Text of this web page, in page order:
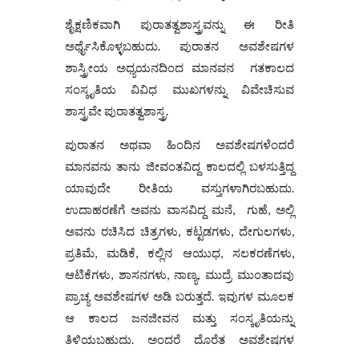
ಶೈಕ್ಷಣಿಕವಾಗಿ ಪುರಾತತ್ವಶಾಸ್ತ್ರವನ್ನು ಈ ರೀತಿ
ಅರ್ಥೈಸಿಕೊಳ್ಳಬಹುದು. ಪುರಾತನ ಅವಶೇಷಗಳ
ಶಾಸ್ತ್ರೀಯ ಅಧ್ಯಯನದಿಂದ ಮಾನವನ ಗತಕಾಲದ
ಸಂಸ್ಕೃತಿಯ ವಿವಿಧ ಮುಖಗಳನ್ನು ವಿವೇಚಿಸುವ
ಶಾಸ್ತ್ರವೇ ಪುರಾತತ್ವಶಾಸ್ತ್ರ.
ಪುರಾತನ ಅಥವಾ ಹಿಂದಿನ ಅವಶೇಷಗಳೆಂದರೆ
ಮಾನವನು ತಾನು ಜೀವಂತವಿದ್ದ ಕಾಲದಲ್ಲಿ ಬಳಸುತ್ತಿದ್ದ
ಯಾವುದೇ ರೀತಿಯ ವಸ್ತುಗಳಾಗಿರಬಹುದು.
ಉದಾಹರಣೆಗೆ ಅವನು ವಾಸವಿದ್ದ ಮನೆ, ಗುಹೆ, ಅಲ್ಲಿ
ಅವನು ರಚಿಸಿದ ಚಿತ್ರಗಳು, ಕಟ್ಟಡಗಳು, ದೇಗುಲಗಳು,
ಪ್ರತಿಮೆ, ಮಡಿಕೆ, ಕಲ್ಲಿನ ಆಯುಧ, ಸಲಕರಣೆಗಳು,
ಆಟಿಕೆಗಳು, ಶಾಸನಗಳು, ನಾಣ್ಯ, ಮುದ್ರೆ ಮುಂತಾದವು
ಪ್ರಾಚ್ಯ ಅವಶೇಷಗಳ ಅಡಿ ಬರುತ್ತದೆ. ಇವುಗಳ ಮೂಲಕ
ಆ ಕಾಲದ ಜನಜೀವನ ಮತ್ತು ಸಂಸ್ಕೃತಿಯನ್ನು
ತಿಳಿಯಬಹುದು. ಅಂದರೆ ದೊರೆತ ಅವಶೇಷಗಳ